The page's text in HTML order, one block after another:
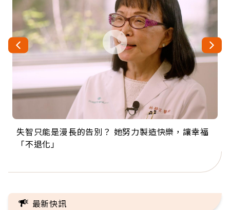
失智只能是漫長的告別？ 她努力製造快樂，讓幸福
「不退化」
來自剛果的巧克力神父 為台灣奉獻36年 「台灣是我
的家，我連作夢都講台語！」
63歲卸矽谷副總、搬回台灣找快樂！「蛋黃哥小
丑」走進安養院，逗樂上萬爺奶：退休後才開始真
104歲打破金氏世界紀錄 成為全球最年長羽球選
手，分享長壽的秘密原來是「這個」
事業巔峰他選擇追夢…黑手阿伯拉小提琴還登上小
巨蛋！連CNN都大讚！
最新快訊